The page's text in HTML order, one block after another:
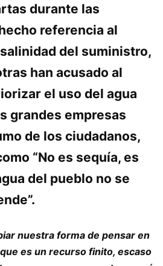
durante las
referencia al
del suministro,
han acusado al
el uso del agua
grandes empresas
de los ciudadanos,
“No es sequía, es
del pueblo no se
nuestra forma de pensar en
es un recurso finito, escaso